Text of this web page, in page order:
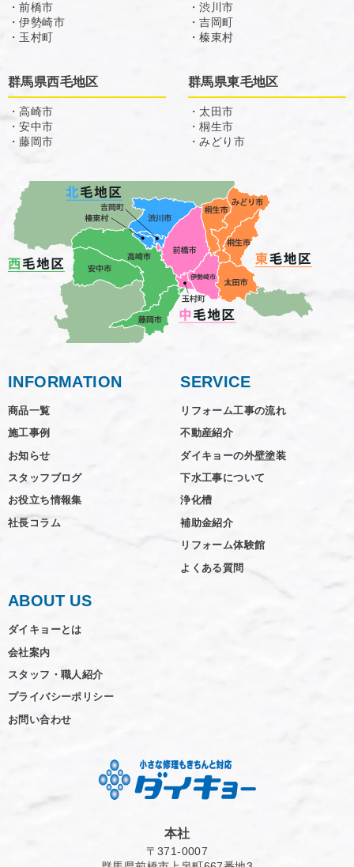
・前橋市
・伊勢崎市
・玉村町
・渋川市
・吉岡町
・榛東村
群馬県西毛地区
・高崎市
・安中市
・藤岡市
群馬県東毛地区
・太田市
・桐生市
・みどり市
INFORMATION
商品一覧
施工事例
お知らせ
スタッフブログ
お役立ち情報集
社長コラム
SERVICE
リフォーム工事の流れ
不動産紹介
ダイキョーの外壁塗装
下水工事について
浄化槽
補助金紹介
リフォーム体験館
よくある質問
ABOUT US
ダイキョーとは
会社案内
スタッフ・職人紹介
プライバシーポリシー
お問い合わせ
本社
〒371-0007